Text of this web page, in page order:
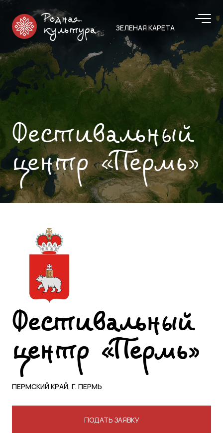
Родная
культура
ЗЕЛЕНАЯ КАРЕТА
Фестивальный
центр «Пермь»
Фестивальный
центр «Пермь»
ПЕРМСКИЙ КРАЙ, Г. ПЕРМЬ
ПОДАТЬ ЗАЯВКУ